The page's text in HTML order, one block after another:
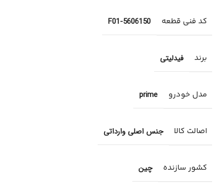
کد فنی قطعه F01-5606150
برند فیدلیتی
مدل خودرو prime
اصالت کالا جنس اصلی وارداتی
کشور سازنده چین